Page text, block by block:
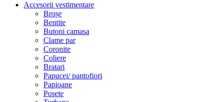
Accesorii vestimentare
Broșe
Bentite
Butoni camasa
Clame par
Coronite
Coliere
Bratari
Papucei/ pantofiori
Papioane
Posete